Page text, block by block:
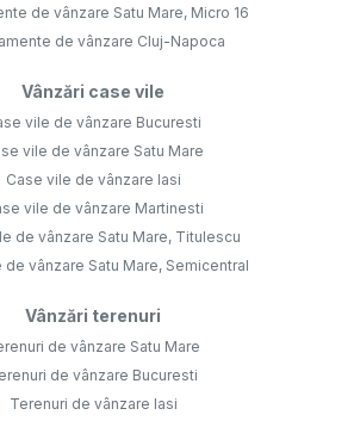
de vânzare Satu Mare, Micro 16
de vânzare Cluj-Napoca
Vânzări case vile
vile de vânzare Bucuresti
vile de vânzare Satu Mare
Case vile de vânzare Iasi
vile de vânzare Martinesti
de vânzare Satu Mare, Titulescu
de vânzare Satu Mare, Semicentral
Vânzări terenuri
de vânzare Satu Mare
de vânzare Bucuresti
Terenuri de vânzare Iasi